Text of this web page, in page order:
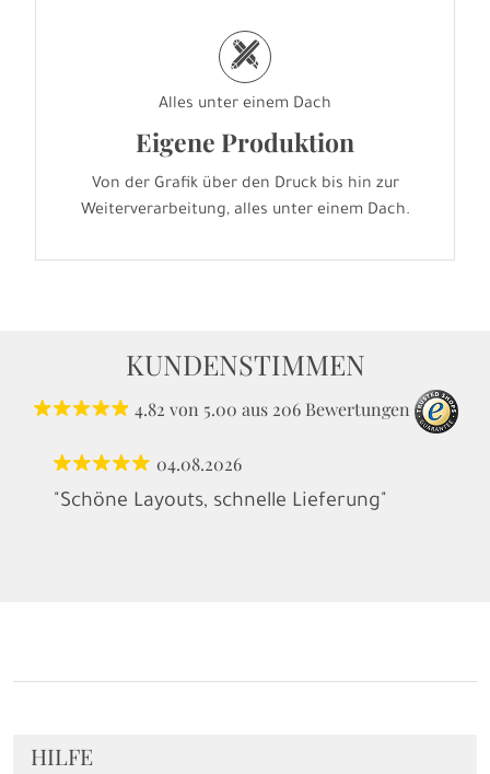
h
Alles unter einem Dach
Eigene Produktion
Von der Grafik über den Druck bis hin zur
Weiterverarbeitung, alles unter einem Dach.
KUNDENSTIMMEN
4.82 von 5.00 aus 206 Bewertungen
04.08.2026
"Schöne Layouts, schnelle Lieferung"
HILFE